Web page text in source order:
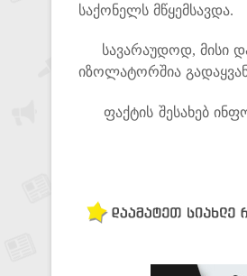
საქონელს მწყემსავდა.
სავარაუდოდ, მისი
იზოლატორშია
ფაქტის შესახებ